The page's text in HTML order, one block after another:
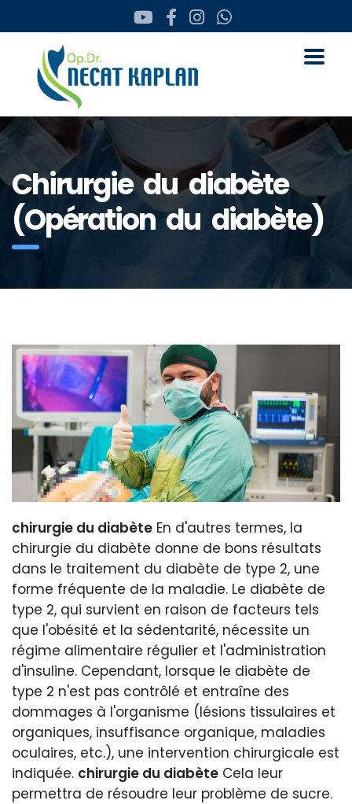
Chirurgie du diabète
(Opération du diabète)
chirurgie du diabète En d'autres termes, la
chirurgie du diabète donne de bons résultats
dans le traitement du diabète de type 2, une
forme fréquente de la maladie. Le diabète de
type 2, qui survient en raison de facteurs tels
que l'obésité et la sédentarité, nécessite un
régime alimentaire régulier et l'administration
d'insuline. Cependant, lorsque le diabète de
type 2 n'est pas contrôlé et entraîne des
dommages à l'organisme (lésions tissulaires et
organiques, insuffisance organique, maladies
oculaires, etc.), une intervention chirurgicale est
indiquée. chirurgie du diabète Cela leur
permettra de résoudre leur problème de sucre.